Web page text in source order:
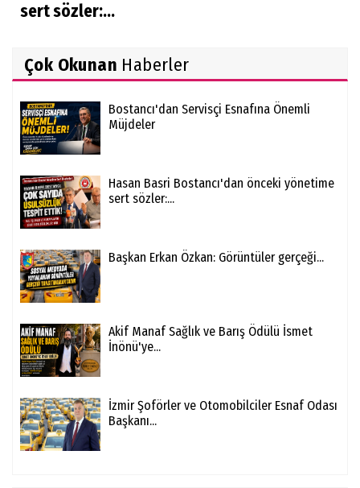
sert sözler:...
Çok Okunan Haberler
Bostancı'dan Servisçi Esnafına Önemli
Müjdeler
Hasan Basri Bostancı'dan önceki yönetime
sert sözler:...
Başkan Erkan Özkan: Görüntüler gerçeği...
Akif Manaf Sağlık ve Barış Ödülü İsmet
İnönü'ye...
İzmir Şoförler ve Otomobilciler Esnaf Odası
Başkanı...